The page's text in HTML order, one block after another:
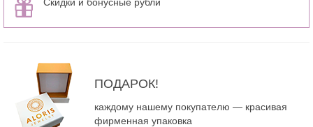
ПОДАРОК!
каждому нашему покупателю — красивая
фирменная упаковка